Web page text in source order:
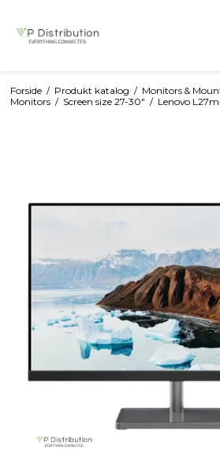
Forside / Produkt katalog / Monitors &
Monitors / Screen size 27-30" / Lenovo